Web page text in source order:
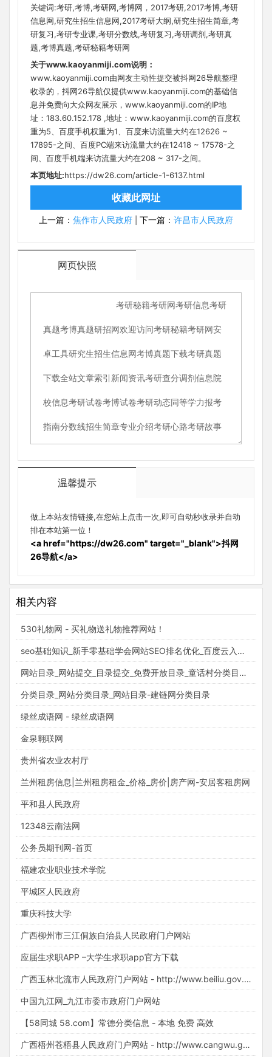
关键词:考研,考博,考研网,考博网，2017考研,2017考博,考研
信息网,研究生招生信息网,2017考研大纲,研究生招生简章,考
研复习,考研专业课,考研分数线,考研复习,考研调剂,考研真
题,考博真题,考研秘籍考研网
关于www.kaoyanmiji.com说明：
www.kaoyanmiji.com由网友主动性提交被抖网26导航整理
收录的，抖网26导航仅提供www.kaoyanmiji.com的基础信
息并免费向大众网友展示，www.kaoyanmiji.com的IP地
址：183.60.152.178 ,地址：www.kaoyanmiji.com的百度权
重为5、百度手机权重为1、百度来访流量大约在12626 ~
17895-之间、百度PC端来访流量大约在12418 ~ 17578-之
间、百度手机端来访流量大约在208 ~ 317-之间。
本页地址:https://dw26.com/article-1-6137.html
收藏此网址
上一篇： 焦作市人民政府 下一篇： 许昌市人民政府
网页快照
温馨提示
做上本站友情链接,在您站上点击一次,即可自动秒收录并自动
排在本站第一位！
<a href="https://dw26.com" target="_blank">抖网
26导航</a>
相关内容
530礼物网 - 买礼物送礼物推荐网站！
seo基础知识_新手零基础学会网站SEO排名优化_百度云入门视频教程_梵吉seo
网站目录_网站提交_目录提交_免费开放目录_童话村分类目录官网
分类目录_网站分类目录_网站目录-建链网分类目录
绿丝成语网 - 绿丝成语网
金泉翱联网
贵州省农业农村厅
兰州租房信息|兰州租房租金_价格_房价|房产网-安居客租房网
平和县人民政府
12348云南法网
公务员期刊网-首页
福建农业职业技术学院
平城区人民政府
重庆科技大学
广西柳州市三江侗族自治县人民政府门户网站
应届生求职APP –大学生求职app官方下载
广西玉林北流市人民政府门户网站 - http://www.beiliu.gov.cn/
中国九江网_九江市委市政府门户网站
【58同城 58.com】常德分类信息 - 本地 免费 高效
广西梧州苍梧县人民政府门户网站 - http://www.cangwu.gov.cn/